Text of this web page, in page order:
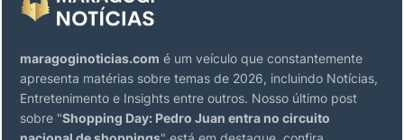
maragoginoticias.com é um veículo que constantemente
apresenta matérias sobre temas de 2026, incluindo Notícias,
Entretenimento e Insights entre outros. Nosso último post
sobre "Shopping Day: Pedro Juan entra no circuito